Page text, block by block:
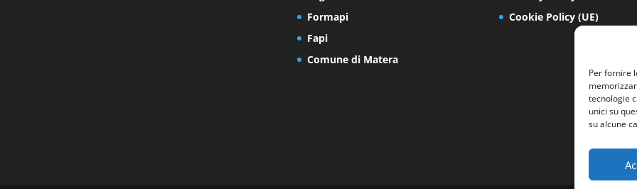
Per fornire
tecnologie
unici su
su alcune
Formapi
Fapi
Comune di Matera
Cookie Policy (UE)